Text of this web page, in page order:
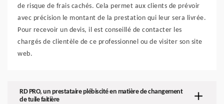
de risque de frais cachés. Cela permet aux clients de prévoir
avec précision le montant de la prestation qui leur sera livrée.
Pour recevoir un devis, il est conseillé de contacter les
chargés de clientèle de ce professionnel ou de visiter son site
web.
RD PRO, un prestataire plébiscité en matière de changement
de tuile faitière